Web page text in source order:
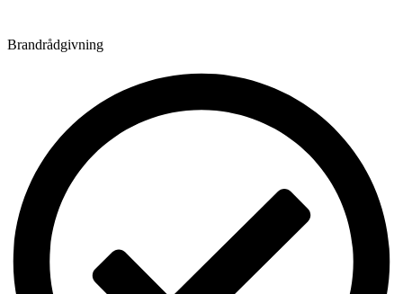
Brandrådgivning